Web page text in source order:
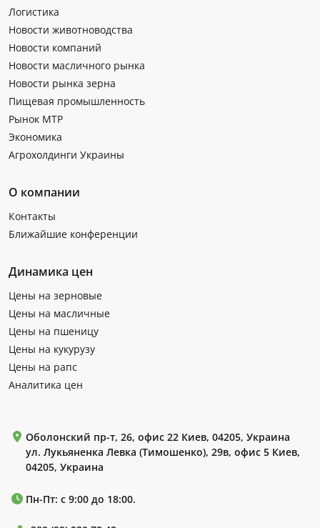
Логистика
Новости животноводства
Новости компаний
Новости масличного рынка
Новости рынка зерна
Пищевая промышленность
Рынок МТР
Экономика
Агрохолдинги Украины
О компании
Контакты
Ближайшие конференции
Динамика цен
Цены на зерновые
Цены на масличные
Цены на пшеницу
Цены на кукурузу
Цены на рапс
Аналитика цен
Оболонский пр-т, 26, офис 22 Киев, 04205, Украина
ул. Лукьяненка Левка (Тимошенко), 29в, офис 5 Киев,
04205, Украина
Пн-Пт: с 9:00 до 18:00.